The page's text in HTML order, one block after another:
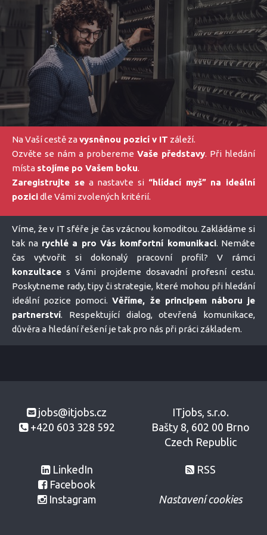
Na Vaší cestě zavysněnou pozicí v IT záleží.
Ozvěte se nám a probereme Vaše představy. Při hledání
místa stojíme po Vašem boku.
Zaregistrujte sea nastavte si “hlídací myš” na ideální
pozicidle Vámi zvolených kritérií.
Víme, že v IT sféře je čas vzácnou komoditou. Zakládáme si
tak na rychlé a pro Vás komfortní komunikaci. Nemáte
čas vytvořit si dokonalý pracovní profil? V rámci
konzultace s Vámi projdeme dosavadní profesní cestu.
Poskytneme rady, tipy či strategie, které mohou při hledání
ideální pozice pomoci.Věříme, že principem náboru je
partnerství. Respektující dialog, otevřená komunikace,
důvěra a hledání řešení je tak pro nás při práci základem.
jobs@itjobs.cz
+420 603 328 592
LinkedIn
Facebook
Instagram
ITjobs, s.r.o.
Bašty 8, 602 00 Brno
Czech Republic
RSS
Nastavení cookies